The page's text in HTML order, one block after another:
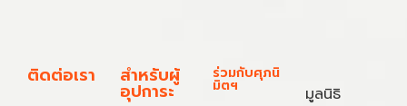
ติดต่อเรา สำหรับผู้
อุปการะ
ร่วมกับศุภนิ
มิตฯ
มูลนิธิ